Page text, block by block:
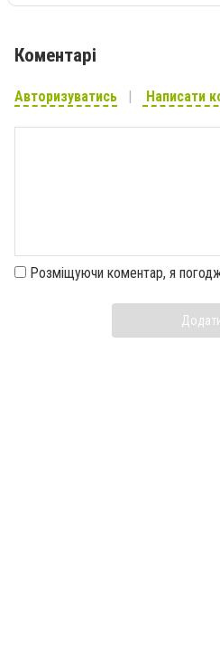
Коментарі
Авторизуватись Написати
Розміщуючи коментар, я